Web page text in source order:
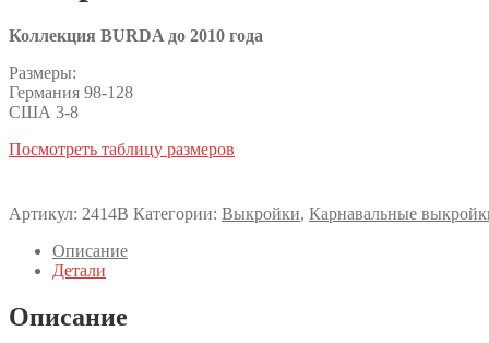
Коллекция BURDA до 2010 года
Размеры:
Германия 98-128
США 3-8
Посмотреть таблицу размеров
Артикул: 2414B Категории: Выкройки, Карнавальные
Описание
Детали
Описание